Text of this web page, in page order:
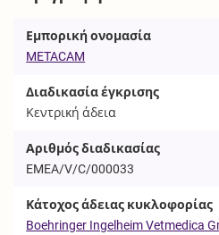
Εμπορική ονομασία
METACAM
Διαδικασία έγκρισης
Κεντρική άδεια
Αριθμός διαδικασίας
EMEA/V/C/000033
Κάτοχος άδειας κυκλοφορίας
Boehringer Ingelheim Vetmedica